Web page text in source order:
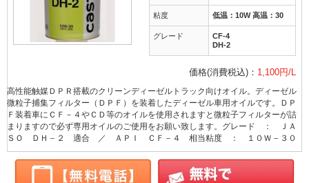
粘度 低温：10W 高温：30
グレード
CF-4
DH-2
価格(消費税込)： 1,100円/L
高性能触媒ＤＰＲ搭載のクリーンディーゼルトラック向けオイル。ディーゼル
微粒子捕集フィルター（ＤＰＦ）を装着したディーゼル車用オイルです。ＤＰ
Ｆ装着車にＣＦ－４やＣＤ等のオイルを使用されますと微粒子フィルターが詰
まりますので必ず専用オイルのご使用をお願い致します。グレード ： ＪＡ
ＳＯ ＤＨ－２ 適合 ／ ＡＰＩ ＣＦ－４ 相当粘度 ： １０Ｗ－３０